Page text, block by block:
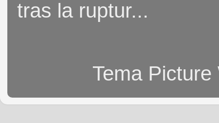
tras la ruptur...
Tema